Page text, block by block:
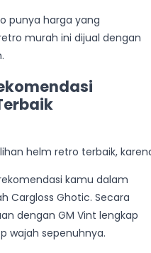
punya harga yang
murah ini dijual dengan
helm retro terbaik,
kamu dalam
Cargloss Ghotic. Secara
dengan GM Vint lengkap
wajah sepenuhnya.